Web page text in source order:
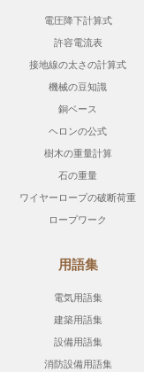
電圧降下計算式
許容電流表
接地線の太さの計算式
機械の豆知識
銅ベース
ヘロンの公式
樹木の重量計算
石の重量
ワイヤーロープの破断荷重
ロープワーク
用語集
電気用語集
建築用語集
設備用語集
消防設備用語集